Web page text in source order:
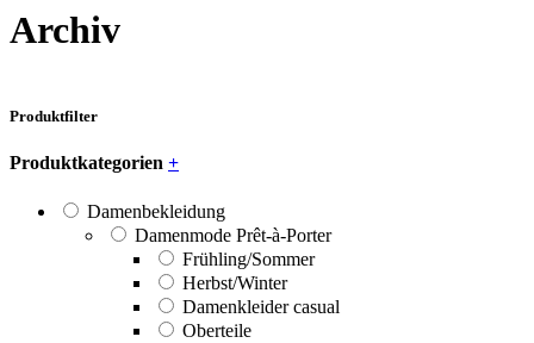
Archiv
Produktfilter
Produktkategorien +
Damenbekleidung
Damenmode Prêt-à-Porter
Frühling/Sommer
Herbst/Winter
Damenkleider casual
Oberteile